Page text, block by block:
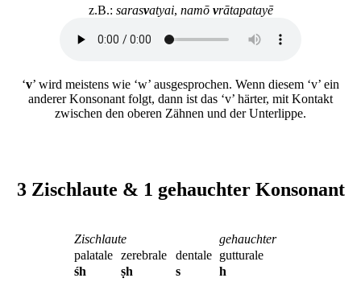
z.B.: sarasvatyai, namō vrātapatayē
‘v’ wird meistens wie ‘w’ ausgesprochen. Wenn diesem ‘v’ ein
anderer Konsonant folgt, dann ist das ‘v’ härter, mit Kontakt
zwischen den oberen Zähnen und der Unterlippe.
3 Zischlaute & 1 gehauchter Konsonant
Zischlaute
gehauchter
palatale zerebrale dentale gutturale
śh
ṣh s h